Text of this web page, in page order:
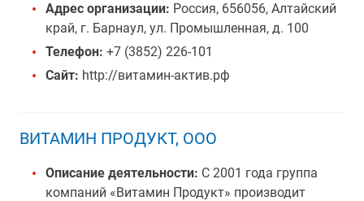
Адрес организации: Россия, 656056, Алтайский
край, г. Барнаул, ул. Промышленная, д. 100
Телефон: +7 (3852) 226-101
Сайт: http://витамин-актив.рф
ВИТАМИН ПРОДУКТ, ООО
Описание деятельности: С 2001 года группа
компаний «Витамин Продукт» производит